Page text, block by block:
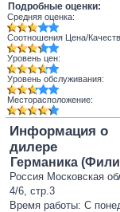
Подробные оценки:
Средняя оценка:
Соотношения Цена/
Уровень цен:
Уровень обслуживания:
Месторасположение:
Информация о
дилере
Германика
Россия Московская
4/6, стр.3
Время работы: С